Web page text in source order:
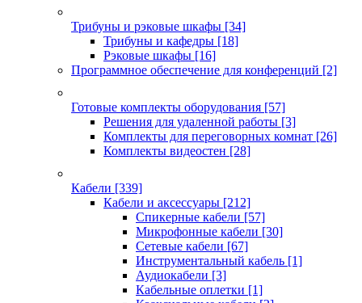
Трибуны и рэковые шкафы [34]
Трибуны и кафедры [18]
Рэковые шкафы [16]
Программное обеспечение для конференций [2]
Готовые комплекты оборудования [57]
Решения для удаленной работы [3]
Комплекты для переговорных комнат [26]
Комплекты видеостен [28]
Кабели [339]
Кабели и аксессуары [212]
Спикерные кабели [57]
Микрофонные кабели [30]
Сетевые кабели [67]
Инструментальный кабель [1]
Аудиокабели [3]
Кабельные оплетки [1]